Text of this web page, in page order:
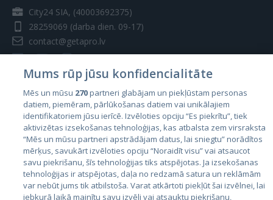
City24 SIA, (40003692375)
28259069 (darba dien. 09-17)
contact@getapro.lv
Valstis
Igaunija
Latvija
Lietuva
Mums rūp jūsu konfidencialitāte
Mēs un mūsu 270partneri glabājam un piekļūstam personas
datiem, piemēram, pārlūkošanas datiem vai unikālajiem
identifikatoriem jūsu ierīcē. Izvēloties opciju “Es piekrītu”, tiek
aktivizētas izsekošanas tehnoloģijas, kas atbalsta zem virsraksta
“Mēs un mūsu partneri apstrādājam datus, lai sniegtu” norādītos
mērķus, savukārt izvēloties opciju “Noraidīt visu” vai atsaucot
savu piekrišanu, šīs tehnoloģijas tiks atspējotas. Ja izsekošanas
tehnoloģijas ir atspējotas, daļa no redzamā satura un reklāmām
var nebūt jums tik atbilstoša. Varat atkārtoti piekļūt šai izvēlnei, lai
jebkurā laikā mainītu savu izvēli vai atsauktu piekrišanu,